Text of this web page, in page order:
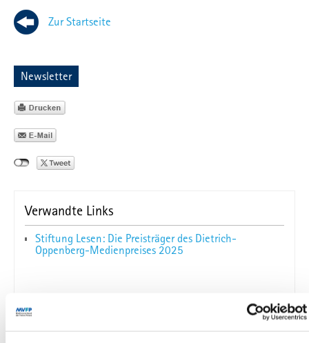
Zur Startseite
Newsletter
Verwandte Links
Stiftung Lesen: Die Preisträger des Dietrich-
Oppenberg-Medienpreises 2025